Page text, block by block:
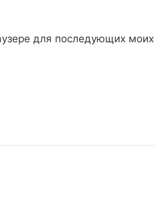
для последующих моих